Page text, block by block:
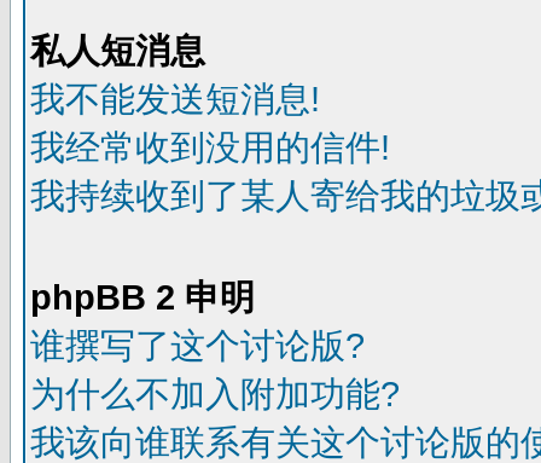
私人短消息
我不能发送短消息!
我经常收到没用的信件!
我持续收到了某人寄给我的垃圾
phpBB 2 申明
谁撰写了这个讨论版?
为什么不加入附加功能?
我该向谁联系有关这个讨论版的